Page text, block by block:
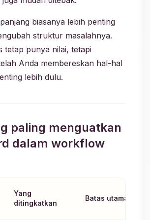
biasanya lebih penting
struktur masalahnya.
tetap punya nilai, tetapi
Anda membereskan hal-hal
lebih dulu.
paling menguatkan
dalam workflow
Yang
ditingkatkan
Batas utama